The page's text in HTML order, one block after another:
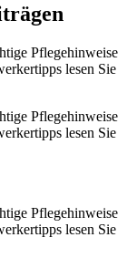
Pflegehinweise
lesen Sie
Pflegehinweise
lesen Sie
Pflegehinweise
lesen Sie